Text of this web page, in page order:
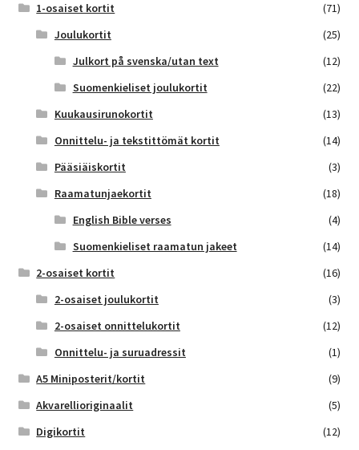
1-osaiset kortit
(71)
Joulukortit
(25)
Julkort på svenska/utan text
(12)
Suomenkieliset joulukortit
(22)
Kuukausirunokortit
(13)
Onnittelu- ja tekstittömät kortit
(14)
Pääsiäiskortit
(3)
Raamatunjaekortit
(18)
English Bible verses
(4)
Suomenkieliset raamatun jakeet
(14)
2-osaiset kortit
(16)
2-osaiset joulukortit
(3)
2-osaiset onnittelukortit
(12)
Onnittelu- ja suruadressit
(1)
A5 Miniposterit/kortit
(9)
Akvarellioriginaalit
(5)
Digikortit
(12)